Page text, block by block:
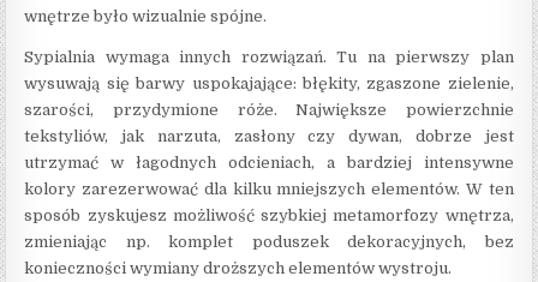
wnętrze było wizualnie spójne.
Sypialnia wymaga innych rozwiązań. Tu na pierwszy plan
wysuwają się barwy uspokajające: błękity, zgaszone zielenie,
szarości, przydymione róże. Największe powierzchnie
tekstyliów, jak narzuta, zasłony czy dywan, dobrze jest
utrzymać w łagodnych odcieniach, a bardziej intensywne
kolory zarezerwować dla kilku mniejszych elementów. W ten
sposób zyskujesz możliwość szybkiej metamorfozy wnętrza,
zmieniając np. komplet poduszek dekoracyjnych, bez
konieczności wymiany droższych elementów wystroju.